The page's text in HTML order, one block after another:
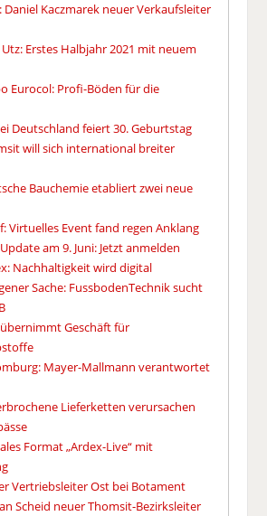
Daniel Kaczmarek neuer Verkaufsleiter
Utz: Erstes Halbjahr 2021 mit neuem
Eurocol: Profi-Böden für die
Deutschland feiert 30. Geburtstag
will sich international breiter
Bauchemie etabliert zwei neue
Virtuelles Event fand regen Anklang
am 9. Juni: Jetzt anmelden
Nachhaltigkeit wird digital
Sache: FussbodenTechnik sucht
Geschäft für
Mayer-Mallmann verantwortet
Lieferketten verursachen
Format „Ardex-Live“ mit
Vertriebsleiter Ost bei Botament
Scheid neuer Thomsit-Bezirksleiter